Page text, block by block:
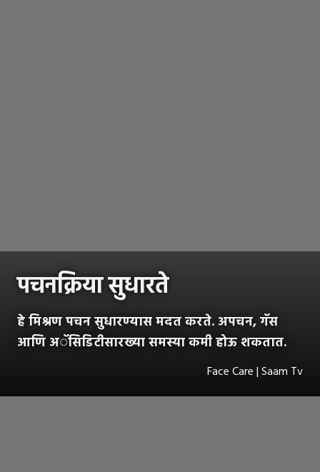
पचनक्रिया सुधारते
हे मिश्रण पचन सुधारण्यास मदत करते. अपचन, गॅस
आणि अॅसिडिटीसारख्या समस्या कमी होऊ शकतात.
Face Care | Saam Tv